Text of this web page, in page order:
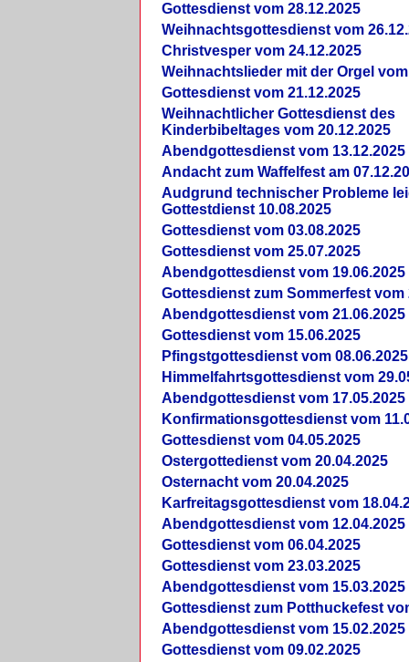
Gottesdienst vom 28.12.2025
Weihnachtsgottesdienst vom
Christvesper vom 24.12.2025
Weihnachtslieder mit der Orgel vom
Gottesdienst vom 21.12.2025
Weihnachtlicher Gottesdienst des
Kinderbibeltages vom 20.12.2025
Abendgottesdienst vom 13.12.2025
Andacht zum Waffelfest am
Audgrund technischer Probleme
Gottestdienst 10.08.2025
Gottesdienst vom 03.08.2025
Gottesdienst vom 25.07.2025
Abendgottesdienst vom 19.06.2025
Gottesdienst zum Sommerfest vom
Abendgottesdienst vom 21.06.2025
Gottesdienst vom 15.06.2025
Pfingstgottesdienst vom 08.06.2025
Himmelfahrtsgottesdienst vom
Abendgottesdienst vom 17.05.2025
Konfirmationsgottesdienst vom
Gottesdienst vom 04.05.2025
Ostergottedienst vom 20.04.2025
Osternacht vom 20.04.2025
Karfreitagsgottesdienst vom
Abendgottesdienst vom 12.04.2025
Gottesdienst vom 06.04.2025
Gottesdienst vom 23.03.2025
Abendgottesdienst vom 15.03.2025
Gottesdienst zum Potthuckefest
Abendgottesdienst vom 15.02.2025
Gottesdienst vom 09.02.2025